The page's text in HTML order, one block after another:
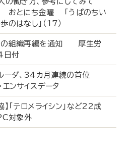
とにち金曜 「うぱのちい
のはなし」（17）
の組織再編を通知 厚生労
日付
ルーダ、34カ月連続の首位
エンサイスデータ
】「テロメライシン」など22成
対象外